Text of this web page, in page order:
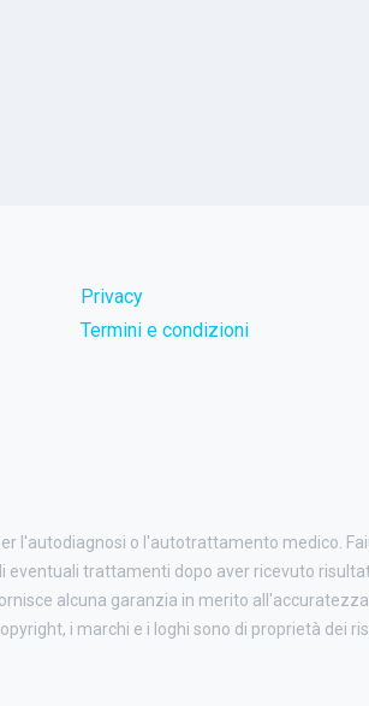
Privacy
Termini e condizioni
l'autodiagnosi o l'autotrattamento medico.
trattamenti dopo aver ricevuto
alcuna garanzia in merito
i marchi e i loghi sono di proprietà dei